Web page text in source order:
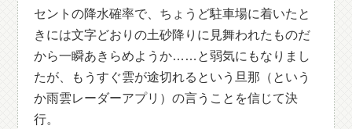
セントの降水確率で、ちょうど駐車場に着いたと
きには文字どおりの土砂降りに見舞われたものだ
から一瞬あきらめようか……と弱気にもなりまし
たが、もうすぐ雲が途切れるという旦那（という
か雨雲レーダーアプリ）の言うことを信じて決
行。